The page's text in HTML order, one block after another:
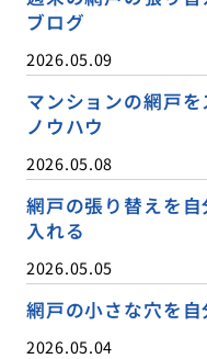
ブログ
2026.05.09
マンションの網戸
ノウハウ
2026.05.08
網戸の張り替えを
入れる
2026.05.05
網戸の小さな穴を
2026.05.04